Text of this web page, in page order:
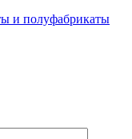
и полуфабрикаты